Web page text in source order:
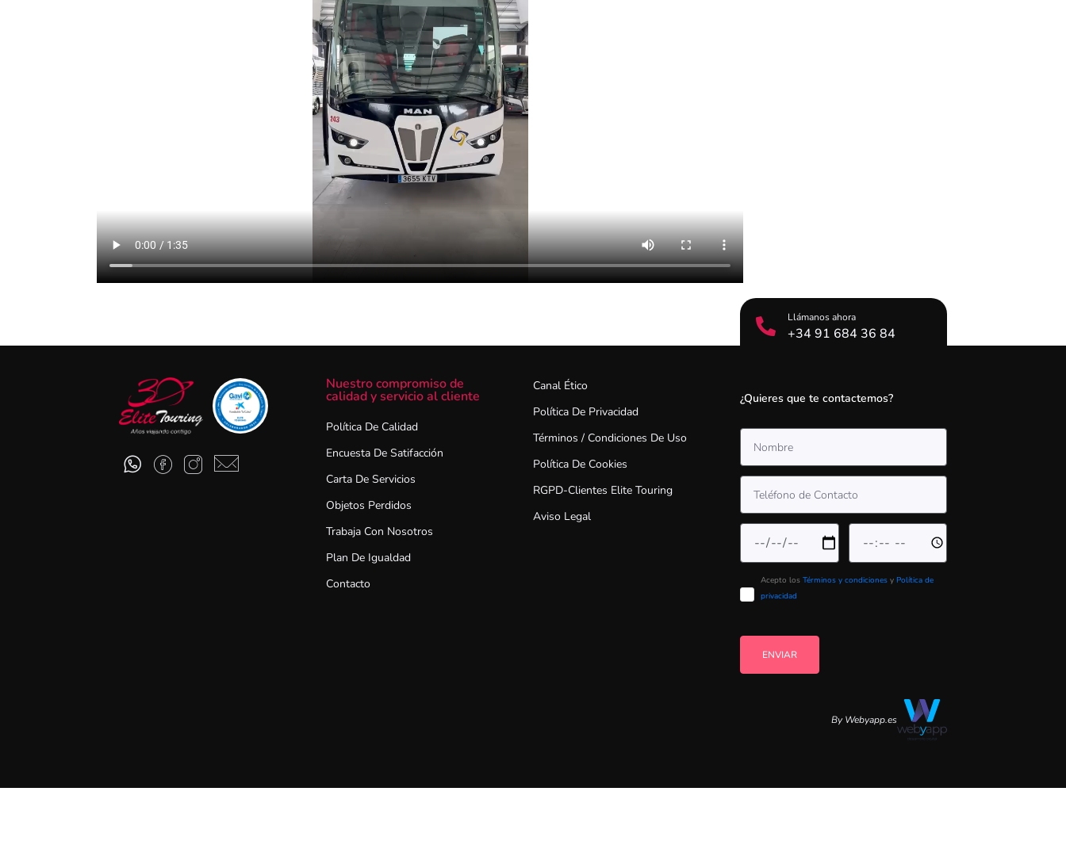
Nuestro compromiso de
calidad y servicio al cliente
Política De Calidad
Encuesta De Satifacción
Carta De Servicios
Objetos Perdidos
Trabaja Con Nosotros
Plan De Igualdad
Contacto
Canal Ético
Política De Privacidad
Términos / Condiciones De Uso
Política De Cookies
RGPD-Clientes Elite Touring
Aviso Legal
Llámanos ahora
+34 91 684 36 84
¿Quieres que te contactemos?
Acepto los Términos y condiciones y Política de
privacidad
ENVIAR
By Webyapp.es